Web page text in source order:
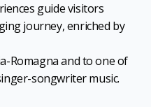
guide visitors
journey, enriched by
Romagna and to one of
songwriter music.